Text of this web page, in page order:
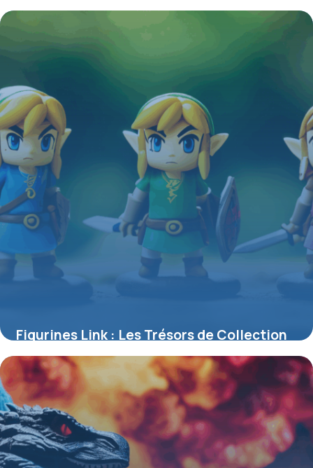
Gundam : entre passion, collection et
4 juillet 2025
Figurines Link : Les Trésors de Collection
Inspirés par The Legend of Zelda
4 juillet 2025